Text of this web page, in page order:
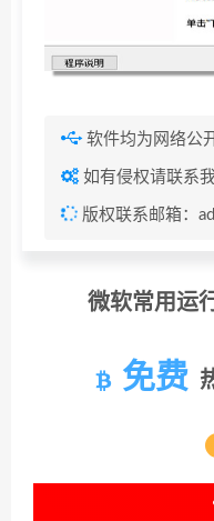
软件均为网络公
如有侵权请联系
版权联系邮箱：
微软常用运
免费